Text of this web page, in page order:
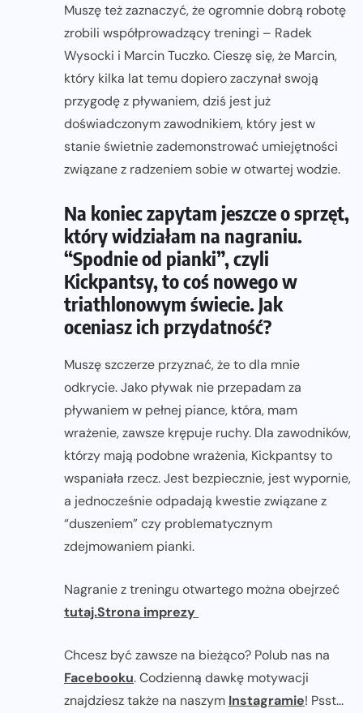
Muszę też zaznaczyć, że ogromnie dobrą robotę
zrobili współprowadzący treningi – Radek
Wysocki i Marcin Tuczko. Cieszę się, że Marcin,
który kilka lat temu dopiero zaczynał swoją
przygodę z pływaniem, dziś jest już
doświadczonym zawodnikiem, który jest w
stanie świetnie zademonstrować umiejętności
związane z radzeniem sobie w otwartej wodzie.
Na koniec zapytam jeszcze o sprzęt,
który widziałam na nagraniu.
“Spodnie od pianki”, czyli
Kickpantsy, to coś nowego w
triathlonowym świecie. Jak
oceniasz ich przydatność?
Muszę szczerze przyznać, że to dla mnie
odkrycie. Jako pływak nie przepadam za
pływaniem w pełnej piance, która, mam
wrażenie, zawsze krępuje ruchy. Dla zawodników,
którzy mają podobne wrażenia, Kickpantsy to
wspaniała rzecz. Jest bezpiecznie, jest wypornie,
a jednocześnie odpadają kwestie związane z
“duszeniem” czy problematycznym
zdejmowaniem pianki.
Nagranie z treningu otwartego można obejrzeć
tutaj.Strona imprezy
Chcesz być zawsze na bieżąco? Polub nas na
Facebooku. Codzienną dawkę motywacji
znajdziesz także na naszym Instagramie! Psst...